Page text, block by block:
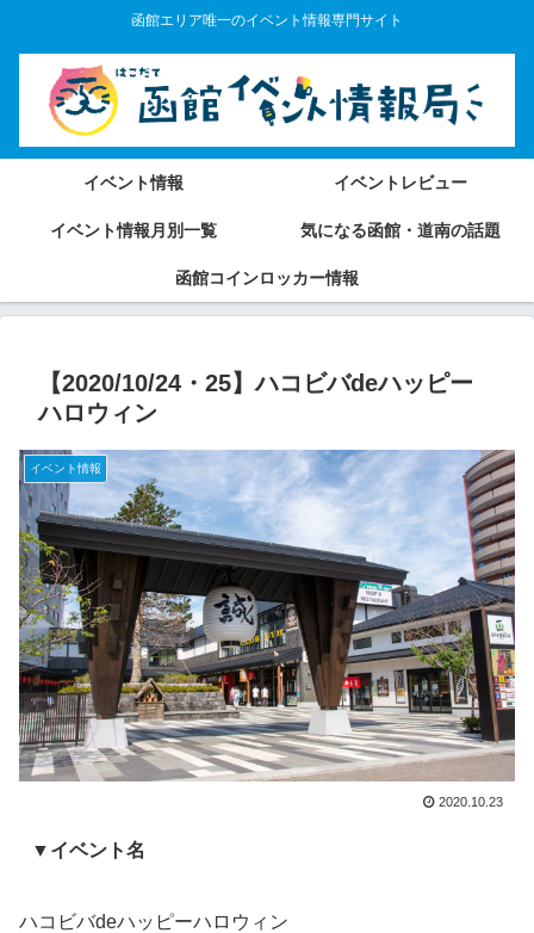
函館エリア唯一のイベント情報専門サイト
イベント情報 イベントレビュー
イベント情報月別一覧 気になる函館・道南の話題
函館コインロッカー情報
【2020/10/24・25】ハコビバdeハッピー
ハロウィン
イベント情報
2020.10.23
▼イベント名
ハコビバdeハッピーハロウィン